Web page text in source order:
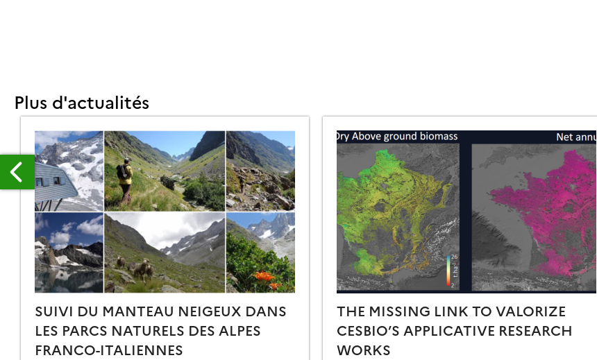
Plus d'actualités
SUIVI DU MANTEAU NEIGEUX DANS
LES PARCS NATURELS DES ALPES
FRANCO-ITALIENNES
THE MISSING LINK TO VALORIZE
CESBIO’S APPLICATIVE RESEARCH
WORKS